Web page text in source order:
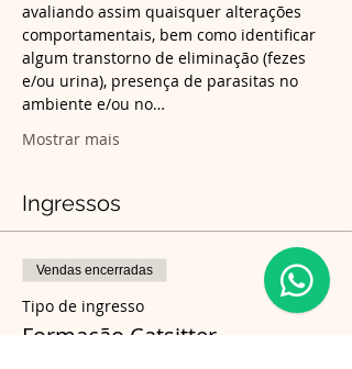
avaliando assim quaisquer alterações
comportamentais, bem como identificar
algum transtorno de eliminação (fezes
e/ou urina), presença de parasitas no
ambiente e/ou no…
Mostrar mais
Ingressos
Vendas encerradas
Tipo de ingresso
Formação Catsitter